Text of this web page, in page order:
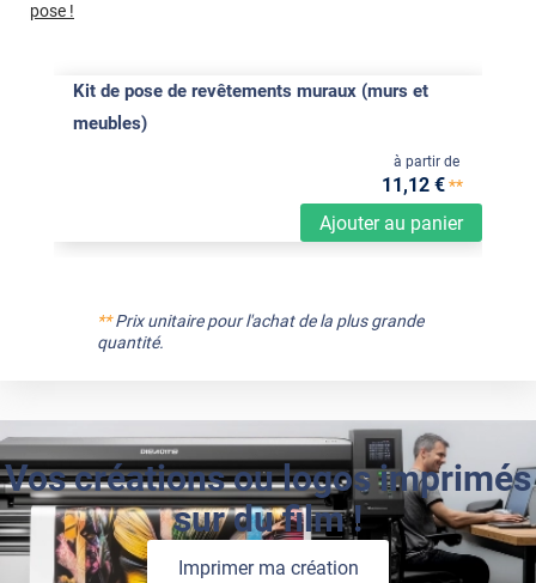
pose !
Kit de pose de revêtements muraux (murs et
meubles)
Ajouter au panier
à partir de
11,12 €**
**Prix unitaire pour l'achat de la plus grande
quantité.
Vos créations ou logos imprimés
sur du film !
Imprimer ma création